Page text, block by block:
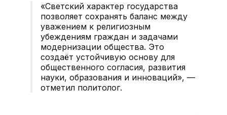
«Светский характер государства
позволяет сохранять баланс между
уважением к религиозным
убеждениям граждан и задачами
модернизации общества. Это
создаёт устойчивую основу для
общественного согласия, развития
науки, образования и инноваций», —
отметил политолог.